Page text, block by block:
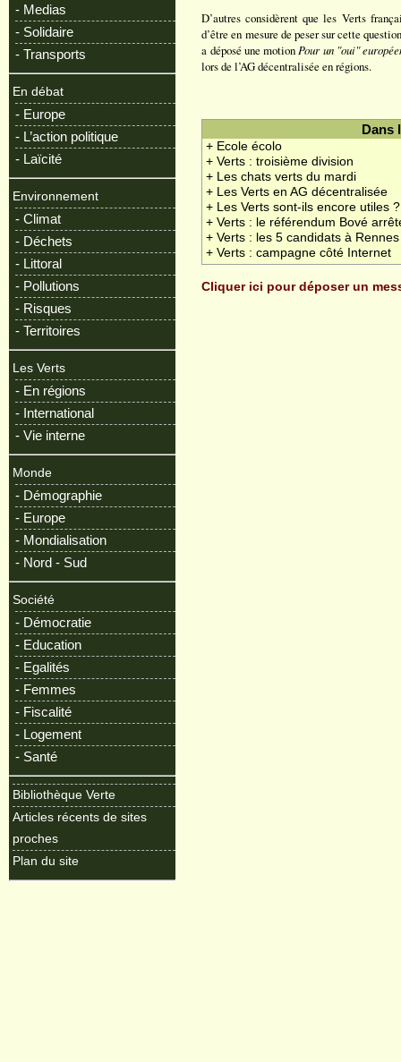
- Medias
- Solidaire
- Transports
En débat
- Europe
- L’action politique
- Laïcité
Environnement
- Climat
- Déchets
- Littoral
- Pollutions
- Risques
- Territoires
Les Verts
- En régions
- International
- Vie interne
Monde
- Démographie
- Europe
- Mondialisation
- Nord - Sud
Société
- Démocratie
- Education
- Egalités
- Femmes
- Fiscalité
- Logement
- Santé
Bibliothèque Verte
Articles récents de sites
proches
Plan du site
D’autres considèrent que les Verts
d’être en mesure de peser sur cette
a déposé une motionPour un "oui"
lors de l’AG décentralisée en régions.
Dans
+ Ecole écolo
+ Verts : troisième division
+ Les chats verts du mardi
+ Les Verts en AG décentralisée
+ Les Verts sont-ils encore utiles ?
+ Verts : le référendum Bové
+ Verts : les 5 candidats à Rennes
+ Verts : campagne côté Internet
Cliquer ici pour déposer un